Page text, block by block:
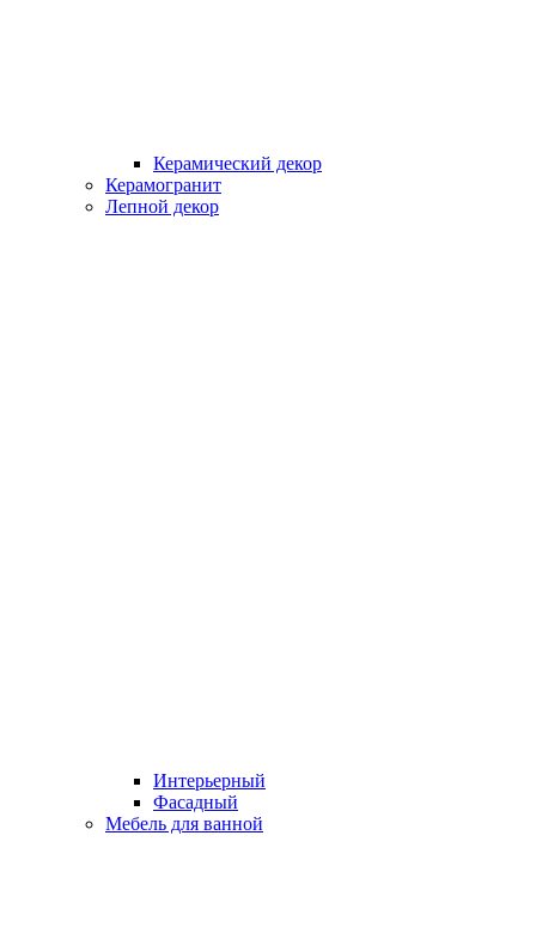
Керамический декор
Керамогранит
Лепной декор
Интерьерный
Фасадный
Мебель для ванной